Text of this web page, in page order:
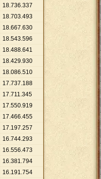
18.736.337
18.703.493
18.667.630
18.543.596
18.488.641
18.429.930
18.086.510
17.737.188
17.711.345
17.550.919
17.466.455
17.197.257
16.744.293
16.556.473
16.381.794
16.191.754